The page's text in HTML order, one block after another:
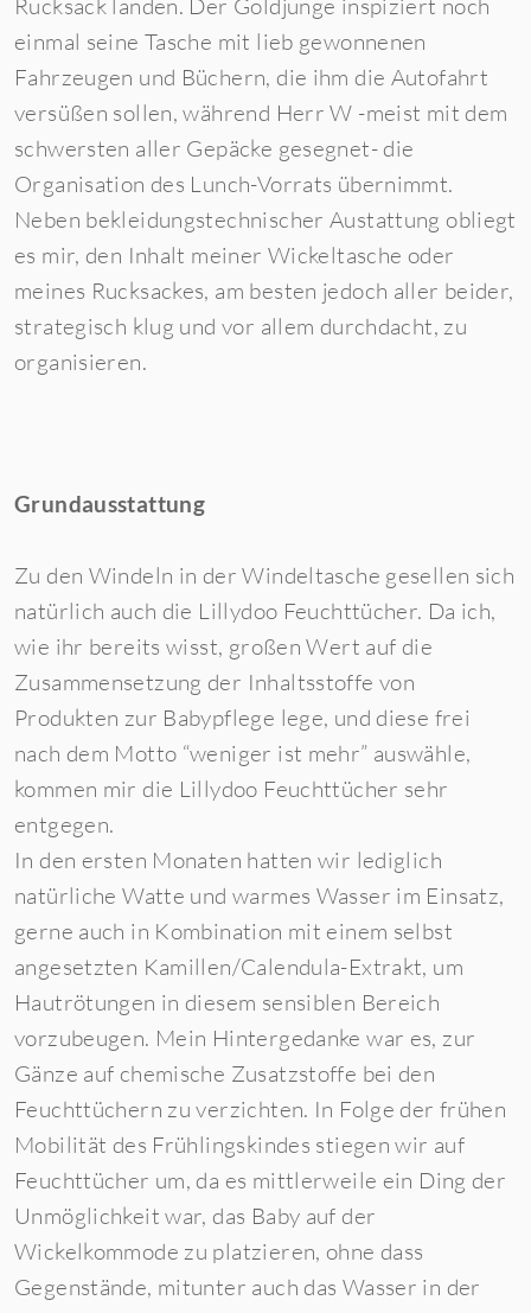
Rucksack landen. Der Goldjunge inspiziert noch
einmal seine Tasche mit lieb gewonnenen
Fahrzeugen und Büchern, die ihm die Autofahrt
versüßen sollen, während Herr W -meist mit dem
schwersten aller Gepäcke gesegnet- die
Organisation des Lunch-Vorrats übernimmt.
Neben bekleidungstechnischer Austattung obliegt
es mir, den Inhalt meiner Wickeltasche oder
meines Rucksackes, am besten jedoch aller beider,
strategisch klug und vor allem durchdacht, zu
organisieren.
Grundausstattung
Zu den Windeln in der Windeltasche gesellen sich
natürlich auch die Lillydoo Feuchttücher. Da ich,
wie ihr bereits wisst, großen Wert auf die
Zusammensetzung der Inhaltsstoffe von
Produkten zur Babypflege lege, und diese frei
nach dem Motto “weniger ist mehr” auswähle,
kommen mir die Lillydoo Feuchttücher sehr
entgegen.
In den ersten Monaten hatten wir lediglich
natürliche Watte und warmes Wasser im Einsatz,
gerne auch in Kombination mit einem selbst
angesetzten Kamillen/Calendula-Extrakt, um
Hautrötungen in diesem sensiblen Bereich
vorzubeugen. Mein Hintergedanke war es, zur
Gänze auf chemische Zusatzstoffe bei den
Feuchttüchern zu verzichten. In Folge der frühen
Mobilität des Frühlingskindes stiegen wir auf
Feuchttücher um, da es mittlerweile ein Ding der
Unmöglichkeit war, das Baby auf der
Wickelkommode zu platzieren, ohne dass
Gegenstände, mitunter auch das Wasser in der